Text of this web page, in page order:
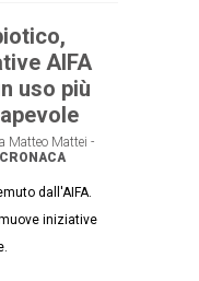
AIFA
uso più
Matteo Mattei -
CRONACA
dall'AIFA.
iniziative